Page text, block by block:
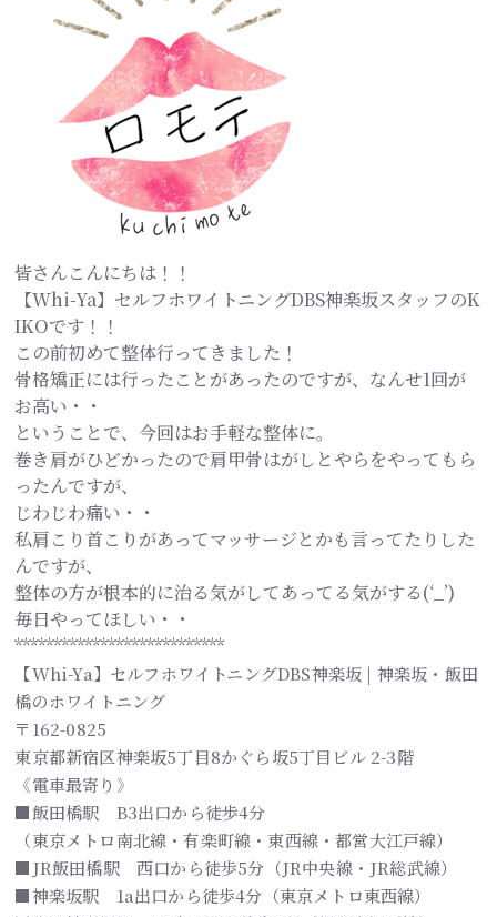
皆さんこんにちは！！
【Whi-Ya】セルフホワイトニングDBS神楽坂スタッフのK
IKOです！！
この前初めて整体行ってきました！
骨格矯正には行ったことがあったのですが、なんせ1回が
お高い・・
ということで、今回はお手軽な整体に。
巻き肩がひどかったので肩甲骨はがしとやらをやってもら
ったんですが、
じわじわ痛い・・
私肩こり首こりがあってマッサージとかも言ってたりした
んですが、
整体の方が根本的に治る気がしてあってる気がする(‘_’)
毎日やってほしい・・
***************************
【Whi-Ya】セルフホワイトニングDBS神楽坂 | 神楽坂・飯田
橋のホワイトニング
〒162-0825
東京都新宿区神楽坂5丁目8かぐら坂5丁目ビル 2-3階
《電車最寄り》
■飯田橋駅 B3出口から徒歩4分
（東京メトロ南北線・有楽町線・東西線・都営大江戸線）
■JR飯田橋駅 西口から徒歩5分（JR中央線・JR総武線）
■神楽坂駅 1a出口から徒歩4分（東京メトロ東西線）